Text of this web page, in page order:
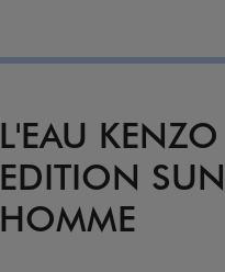
L'EAU
EDITION
HOMME